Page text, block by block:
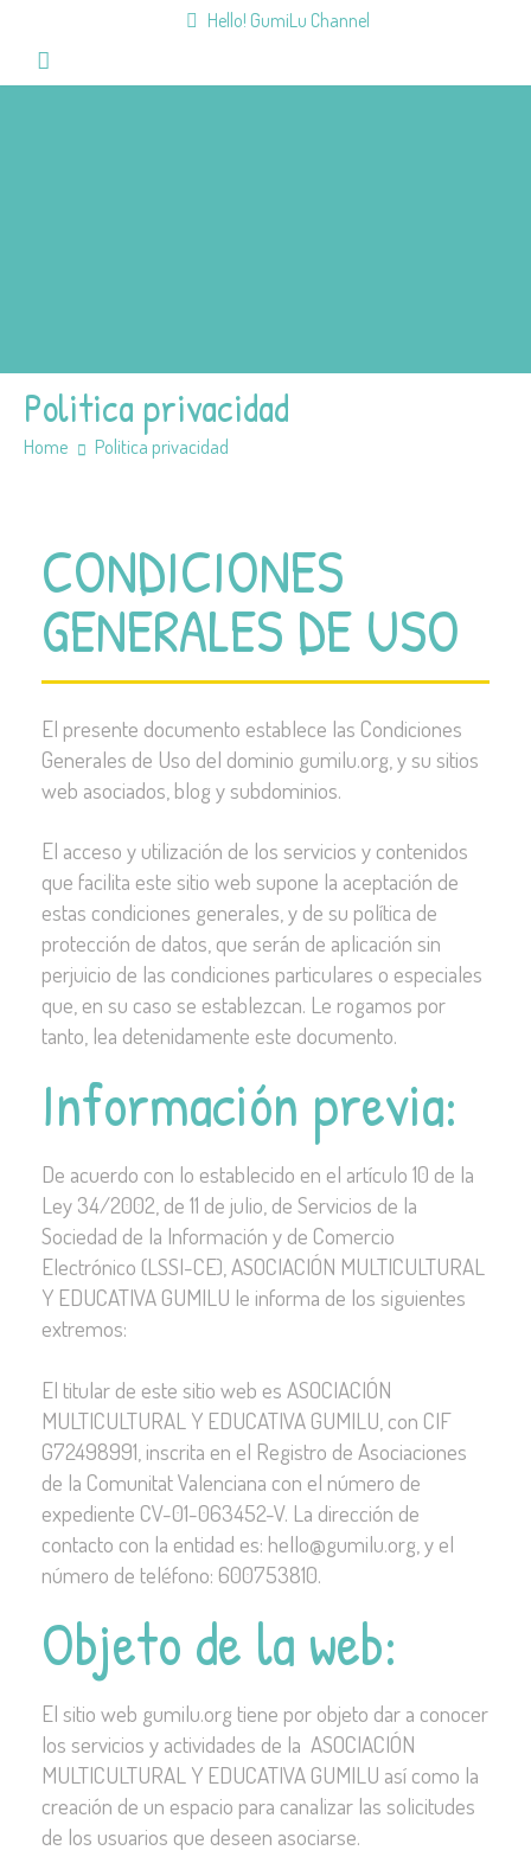
Hello! GumiLu Channel
Politica privacidad
Home Politica privacidad
CONDICIONES
GENERALES DE USO
El presente documento establece las Condiciones
Generales de Uso del dominio gumilu.org, y su sitios
web asociados, blog y subdominios.
El acceso y utilización de los servicios y contenidos
que facilita este sitio web supone la aceptación de
estas condiciones generales, y de su política de
protección de datos, que serán de aplicación sin
perjuicio de las condiciones particulares o especiales
que, en su caso se establezcan. Le rogamos por
tanto, lea detenidamente este documento.
Información previa:
De acuerdo con lo establecido en el artículo 10 de la
Ley 34/2002, de 11 de julio, de Servicios de la
Sociedad de la Información y de Comercio
Electrónico (LSSI-CE), ASOCIACIÓN MULTICULTURAL
Y EDUCATIVA GUMILU le informa de los siguientes
extremos:
El titular de este sitio web es ASOCIACIÓN
MULTICULTURAL Y EDUCATIVA GUMILU, con CIF
G72498991 , inscrita en el Registro de Asociaciones
de la Comunitat Valenciana con el número de
expediente CV-01-063452-V. La dirección de
contacto con la entidad es: hello@gumilu.org, y el
número de teléfono: 600753810.
Objeto de la web:
El sitio web gumilu.org tiene por objeto dar a conocer
los servicios y actividades de la ASOCIACIÓN
MULTICULTURAL Y EDUCATIVA GUMILU así como la
creación de un espacio para canalizar las solicitudes
de los usuarios que deseen asociarse.